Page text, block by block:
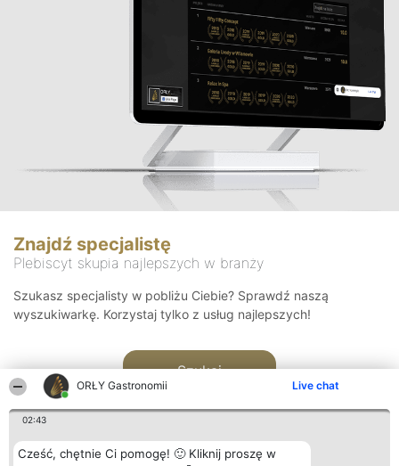
ORŁY Gastronomii Live chat
02:43
Cześć, chętnie Ci pomogę! 🙂 Kliknij proszę w
Znajdź specjalistę
Plebiscyt skupia najlepszych w branży
Szukasz specjalisty w pobliżu Ciebie? Sprawdź naszą
wyszukiwarkę. Korzystaj tylko z usług najlepszych!
Szukaj